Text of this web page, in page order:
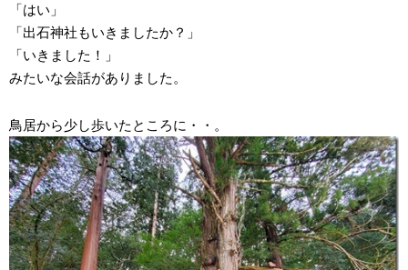
「はい」
「出石神社もいきましたか？」
「いきました！」
みたいな会話がありました。
鳥居から少し歩いたところに・・。